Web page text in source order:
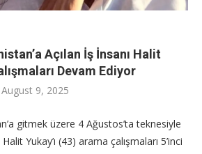
Açılan İş İnsanı Halit
Devam Ediyor
August 9, 2025
gitmek üzere 4 Ağustos’ta teknesiyle
Yukay’ı (43) arama çalışmaları 5’inci